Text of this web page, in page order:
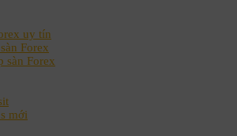
uy tín
Forex
sàn Forex
mới